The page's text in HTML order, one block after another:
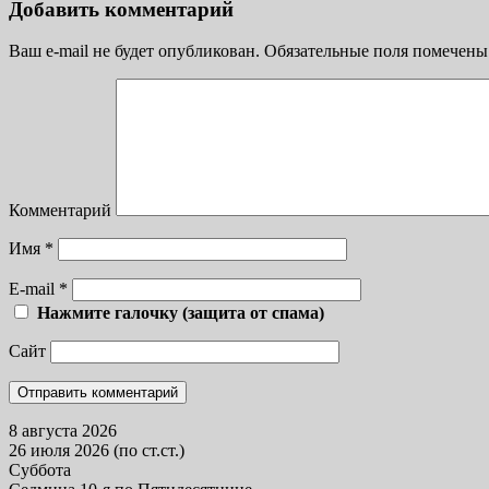
Добавить комментарий
Ваш e-mail не будет опубликован. Обязательные поля
Комментарий
Имя *
E-mail *
Нажмите галочку (защита от спама)
Сайт
8 августа 2026
26 июля 2026 (по ст.ст.)
Суббота